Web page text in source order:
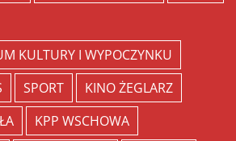
KULTURY I WYPOCZYNKU
SPORT
KINO ŻEGLARZ
KPP WSCHOWA